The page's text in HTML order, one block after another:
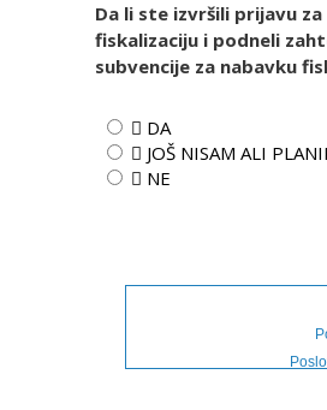
Da li ste izvršili prijavu za
fiskalizaciju i podneli
subvencije za nabavku
 DA
 JOŠ NISAM ALI
 NE